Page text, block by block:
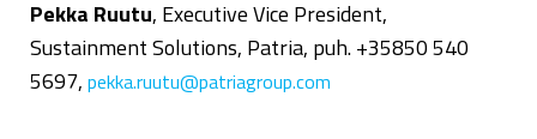
Pekka Ruutu, Executive Vice President,
Sustainment Solutions, Patria, puh. +35850 540
5697, pekka.ruutu@patriagroup.com